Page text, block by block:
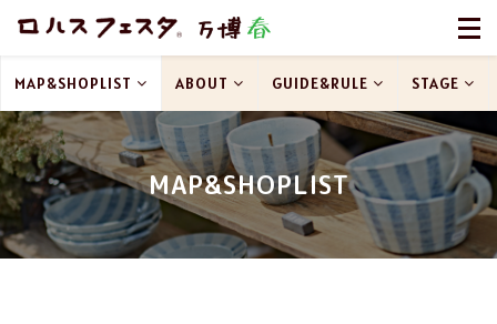
MAP&SHOPLIST
MAP&SHOPLIST ABOUT GUIDE&RULE STAGE